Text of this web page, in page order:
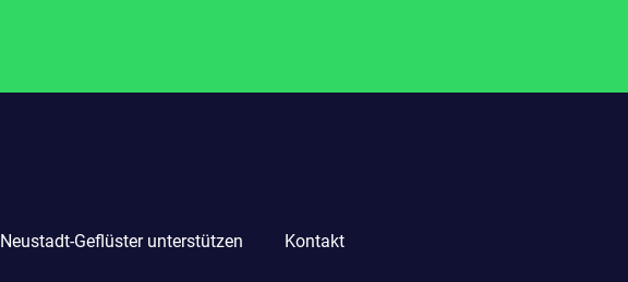
Neustadt-Geflüster unterstützen Kontakt